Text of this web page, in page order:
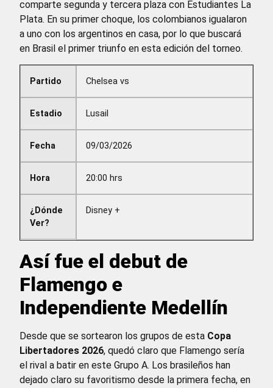
comparte segunda y tercera plaza con Estudiantes La
Plata. En su primer choque, los colombianos igualaron
a uno con los argentinos en casa, por lo que buscará
en Brasil el primer triunfo en esta edición del torneo.
Partido
Estadio
Fecha
Hora
¿Dónde
Ver?
Chelsea vs
Lusail
09/03/2026
20:00 hrs
Disney +
Así fue el debut de
Flamengo e
Independiente Medellín
Desde que se sortearon los grupos de esta Copa
Libertadores 2026, quedó claro que Flamengo sería
el rival a batir en este Grupo A. Los brasileños han
dejado claro su favoritismo desde la primera fecha, en